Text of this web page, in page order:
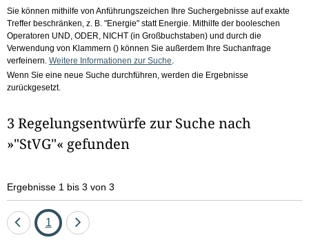
Sie können mithilfe von Anführungszeichen Ihre Suchergebnisse auf exakte
Treffer beschränken, z. B. "Energie" statt Energie. Mithilfe der booleschen
Operatoren UND, ODER, NICHT (in Großbuchstaben) und durch die
Verwendung von Klammern () können Sie außerdem Ihre Suchanfrage
verfeinern. Weitere Informationen zur Suche
Wenn Sie eine neue Suche durchführen, werden die Ergebnisse
zurückgesetzt.
3 Regelungsentwürfe zur Suche nach
»"StVG"« gefunden
Ergebnisse 1 bis 3 von 3
EineSeite
1
Eine